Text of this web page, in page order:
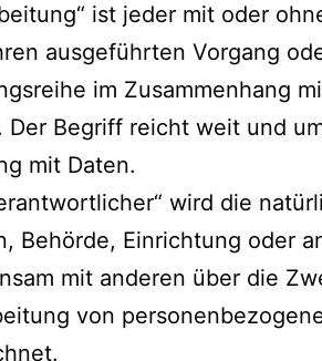
ist jeder mit oder
ausgeführten Vorgang
im Zusammenhang
Der Begriff reicht weit und
mit Daten.
wird die
Behörde, Einrichtung oder
mit anderen über die
von